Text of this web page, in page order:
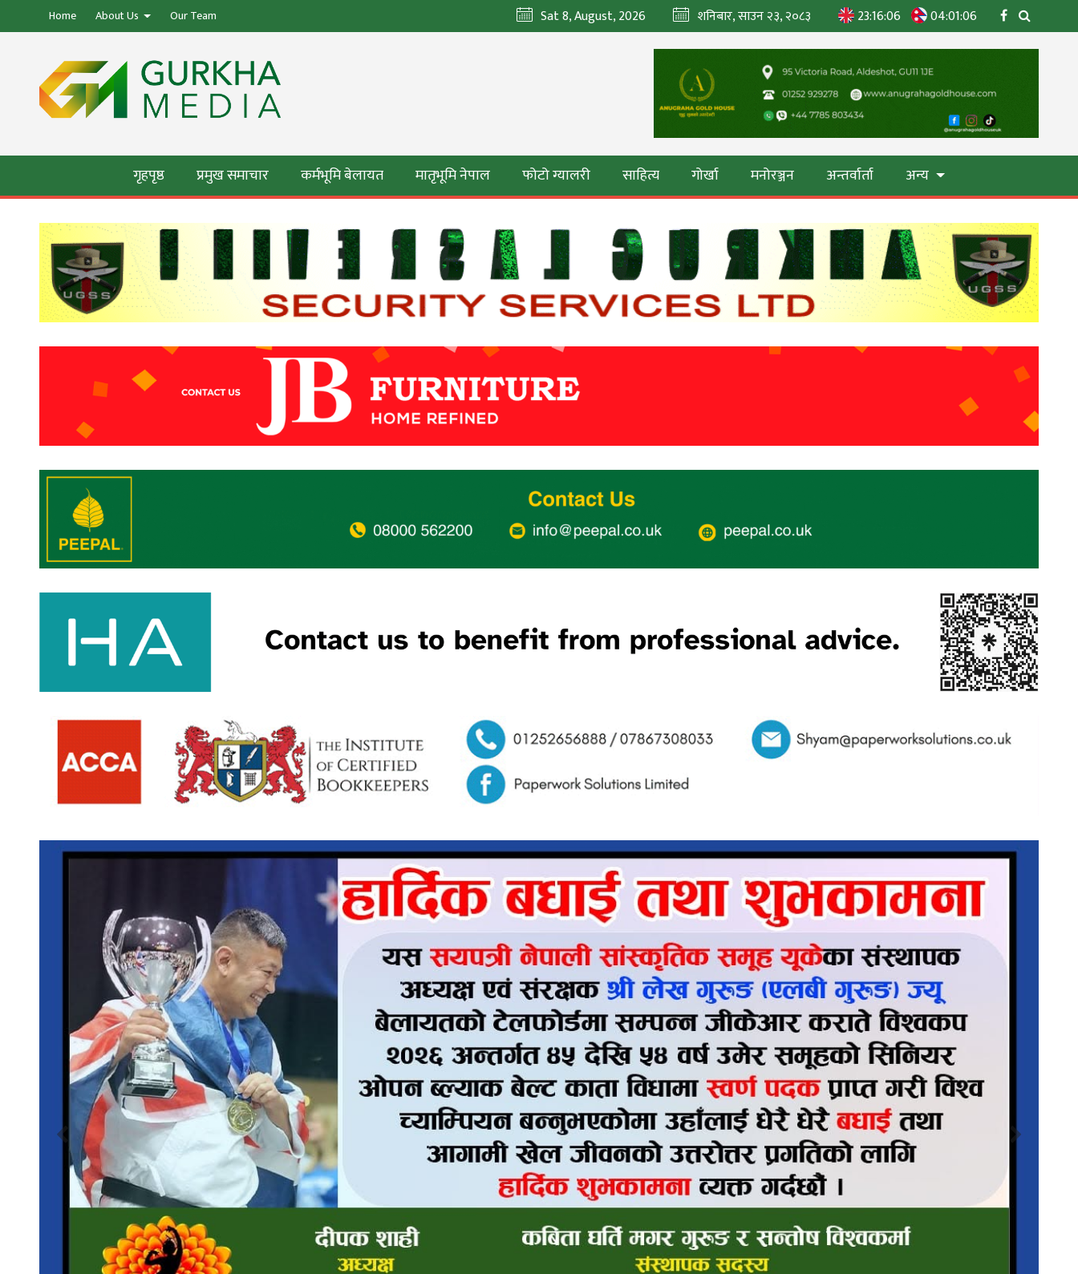
Home About Us Our Team Sat 8, August, 2026 शनिबार, साउन २३, २०८३ 23:16:09 04:01:09
गृहपृष्ठ प्रमुख समाचार कर्मभूमि बेलायत मातृभूमि नेपाल फोटो ग्यालरी साहित्य गोर्खा मनोरञ्जन अन्तर्वार्ता अन्य